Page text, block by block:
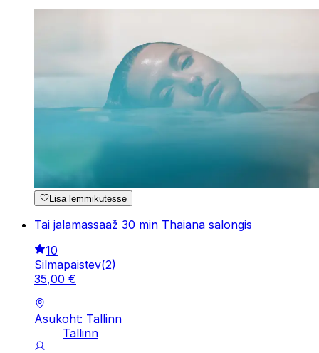
Lisa lemmikutesse
Tai jalamassaaž 30 min Thaiana salongis
10
Silmapaistev(2)
35,00 €
Asukoht: Tallinn
Tallinn